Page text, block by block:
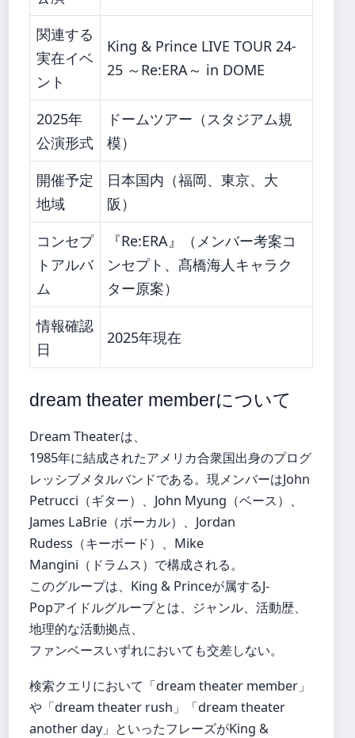
関連する
実在イベ
ント
King & Prince LIVE TOUR 24-
25 ～Re:ERA～ in DOME
2025年
公演形式
ドームツアー（スタジアム規
模）
開催予定
地域
日本国内（福岡、東京、大
阪）
コンセプ
トアルバ
ム
『Re:ERA』（メンバー考案コ
ンセプト、髙橋海人キャラク
ター原案）
情報確認
日
2025年現在
dream theater memberについて
Dream Theaterは、
1985年に結成されたアメリカ合衆国出身のプログ
レッシブメタルバンドである。現メンバーはJohn
Petrucci（ギター）、John Myung（ベース）、
James LaBrie（ボーカル）、Jordan
Rudess（キーボード）、Mike
Mangini（ドラムス）で構成される。
このグループは、King & Princeが属するJ-
Popアイドルグループとは、ジャンル、活動歴、
地理的な活動拠点、
ファンベースいずれにおいても交差しない。
検索クエリにおいて「dream theater member」
や「dream theater rush」「dream theater
another day」といったフレーズがKing &